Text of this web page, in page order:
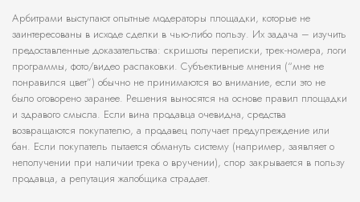
Арбитрами выступают опытные модераторы площадки, которые не
заинтересованы в исходе сделки в чью-либо пользу. Их задача – изучить
предоставленные доказательства: скришоты переписки, трек-номера, логи
программы, фото/видео распаковки. Субъективные мнения (“мне не
понравился цвет”) обычно не принимаются во внимание, если это не
было оговорено заранее. Решения выносятся на основе правил площадки
и здравого смысла. Если вина продавца очевидна, средства
возвращаются покупателю, а продавец получает предупреждение или
бан. Если покупатель пытается обмануть систему (например, заявляет о
неполучении при наличии трека о вручении), спор закрывается в пользу
продавца, а репутация жалобщика страдает.